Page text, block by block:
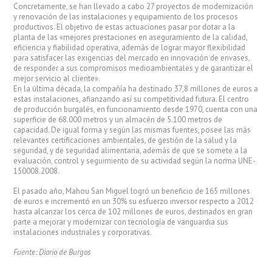
Concretamente, se han llevado a cabo 27 proyectos de modernización
y renovación de las instalaciones y equipamiento de los procesos
productivos. El objetivo de estas actuaciones pasar por dotar a la
planta de las «mejores prestaciones en aseguramiento de la calidad,
eficiencia y fiabilidad operativa, además de lograr mayor flexibilidad
para satisfacer las exigencias del mercado en innovación de envases,
de responder a sus compromisos medioambientales y de garantizar el
mejor servicio al cliente».
En la última década, la compañía ha destinado 37,8 millones de euros a
estas instalaciones, afianzando así su competitividad futura. El centro
de producción burgalés, en funcionamiento desde 1970, cuenta con una
superficie de 68.000 metros y un almacén de 5.100 metros de
capacidad. De igual forma y según las mismas fuentes, posee las más
relevantes certificaciones ambientales, de gestión de la salud y la
seguridad, y de seguridad alimentaria, además de que se somete a la
evaluación, control y seguimiento de su actividad según la norma UNE-
150008.2008.
El pasado año, Mahou San Miguel logró un beneficio de 165 millones
de euros e incrementó en un 30% su esfuerzo inversor respecto a 2012
hasta alcanzar los cerca de 102 millones de euros, destinados en gran
parte a mejorar y modernizar con tecnología de vanguardia sus
instalaciones industriales y corporativas.
Fuente: Diario de Burgos